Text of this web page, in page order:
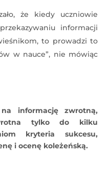
że kiedy uczniowie
informacji
to prowadzi to
w nauce”, nie mówiąc
informację zwrotną,
tylko do kilku
kryteria sukcesu,
i ocenę koleżeńską.